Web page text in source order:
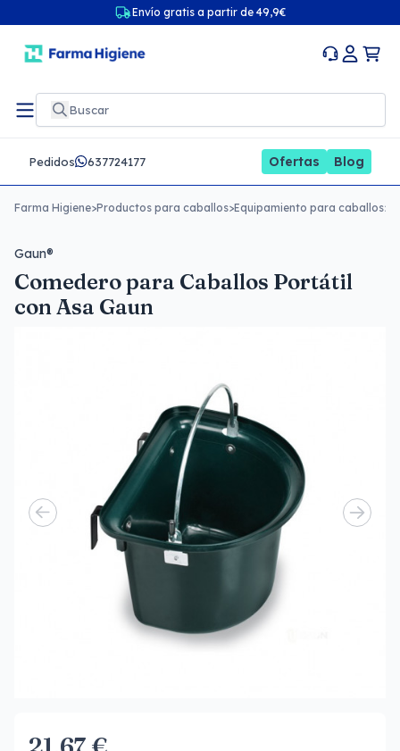
Envío gratis a partir de 49,9€
Pedidos 637724177 Ofertas Blog
Farma Higiene>Productos para caballos>Equipamiento para caballos>
Gaun®
Comedero para Caballos Portátil
con Asa Gaun